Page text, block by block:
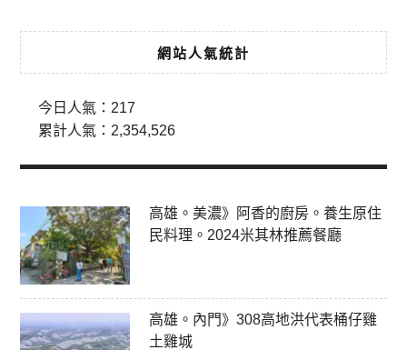
網站人氣統計
今日人氣： 217
累計人氣： 2,354,526
高雄。美濃》阿香的廚房。養生原住
民料理。2024米其林推薦餐廳
高雄。內門》308高地洪代表桶仔雞
土雞城